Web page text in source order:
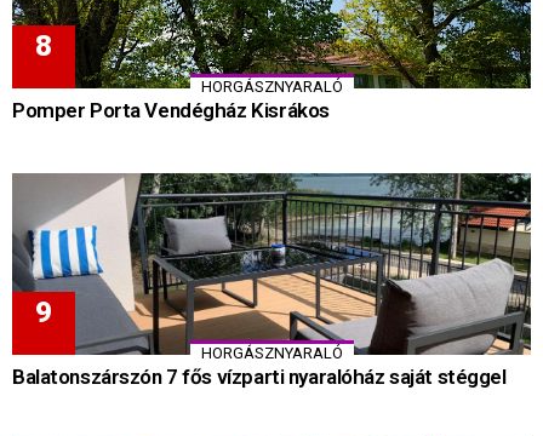
HORGÁSZNYARALÓ
Pomper Porta Vendégház Kisrákos
HORGÁSZNYARALÓ
Balatonszárszón 7 fős vízparti nyaralóház saját stéggel